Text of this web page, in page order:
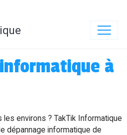
à
les environs ? TakTik Informatique
dépannage informatique de